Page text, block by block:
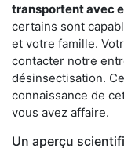
transportent avec
certains sont
et votre famille.
contacter notre
désinsectisation.
connaissance de
vous avez affaire.
Un aperçu